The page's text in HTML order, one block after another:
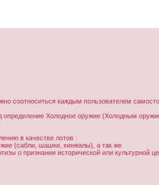
соотноситься каждым пользователем
Холодное оружие (Холодным
в качестве лотов :
(сабли, шашки, кинжалы), а так же
о признании исторической или